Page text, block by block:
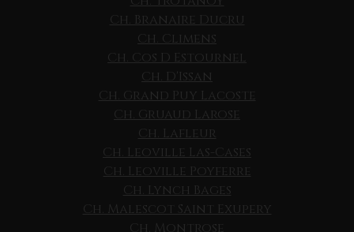
Ch. Branaire Ducru
Ch. Climens
Ch. Cos D Estournel
Ch. D'Issan
Ch. Grand Puy Lacoste
Ch. Gruaud Larose
Ch. Lafleur
Ch. Leoville Las-Cases
Ch. Leoville Poyferre
Ch. Lynch Bages
Ch. Malescot Saint Exupery
Ch. Montrose